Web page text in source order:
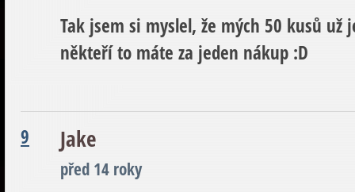
Tak jsem si myslel, že mých 50 kusů
někteří to máte za jeden nákup :D
9 Jake
před 14 roky